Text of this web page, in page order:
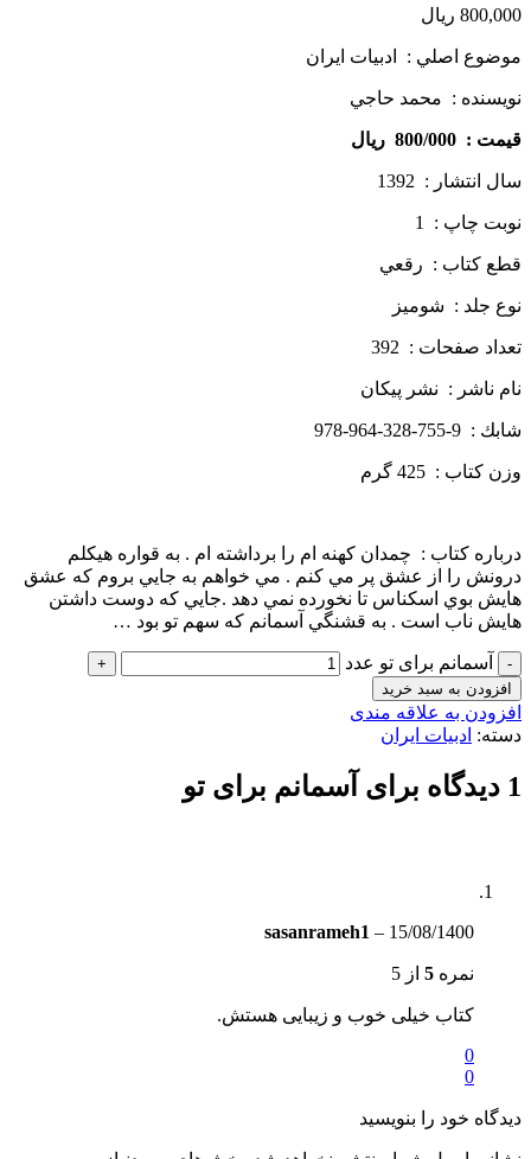
800,000 ریال
موضوع اصلي : ادبيات ايران
نويسنده : محمد حاجي
قيمت : 800/000 ريال
سال انتشار : 1392
نوبت چاپ : 1
قطع كتاب : رقعي
نوع جلد : شوميز
تعداد صفحات : 392
نام ناشر : نشر پيكان
شابك : 9-755-328-964-978
وزن كتاب : 425 گرم
درباره كتاب : چمدان كهنه ام را برداشته ام . به قواره هيكلم
درونش را از عشق پر مي كنم . مي خواهم به جايي بروم كه عشق
هايش بوي اسكناس تا نخورده نمي دهد .جايي كه دوست داشتن
هايش ناب است . به قشنگي آسمانم كه سهم تو بود …
آسمانم برای تو عدد
افزودن به سبد خرید
افزودن به علاقه مندی
دسته: ادبیات ایران
1 دیدگاه برای آسمانم برای تو
sasanrameh1 – 15/08/1400
نمره 5 از 5
کتاب خیلی خوب و زیبایی هستش.
0
0
دیدگاه خود را بنویسید